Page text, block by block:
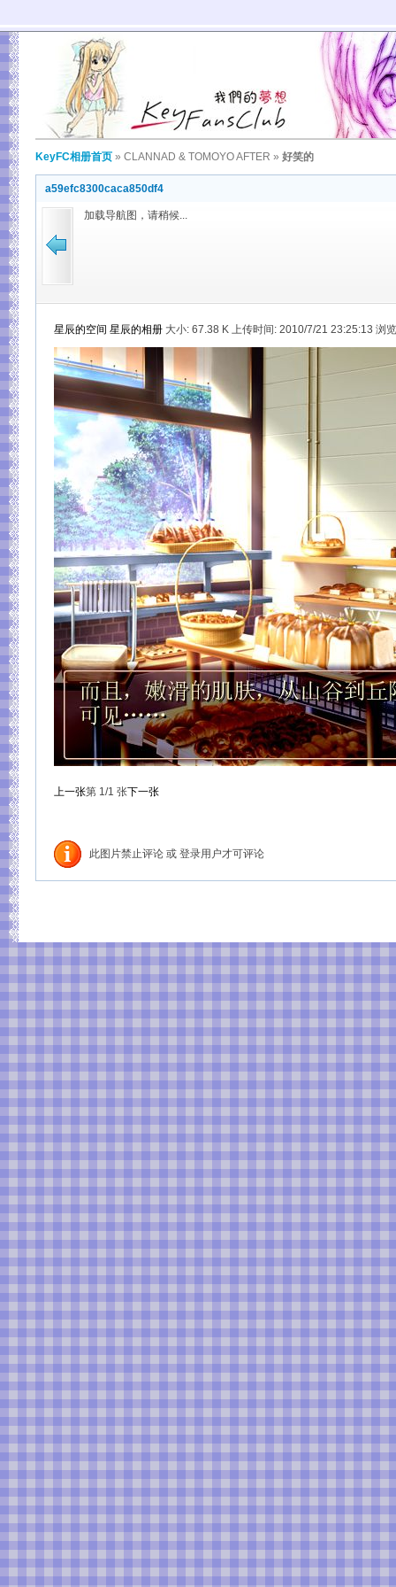
KeyFC相册首页 » CLANNAD & TOMOYO AFTER » 好笑的
a59efc8300caca850df4
加载导航图，请稍候...
星辰的空间 星辰的相册 大小: 67.38 K 上传时间: 2010/7/21 23:25:13 浏
上一张第 1/1 张下一张
此图片禁止评论 或 登录用户才可评论